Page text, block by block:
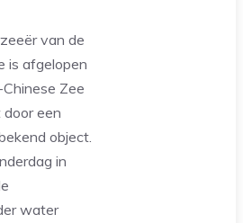
van de
is afgelopen
Zee
een
object.
in
water